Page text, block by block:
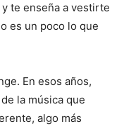
te enseña a vestirte
es un poco lo que
En esos años,
la música que
algo más